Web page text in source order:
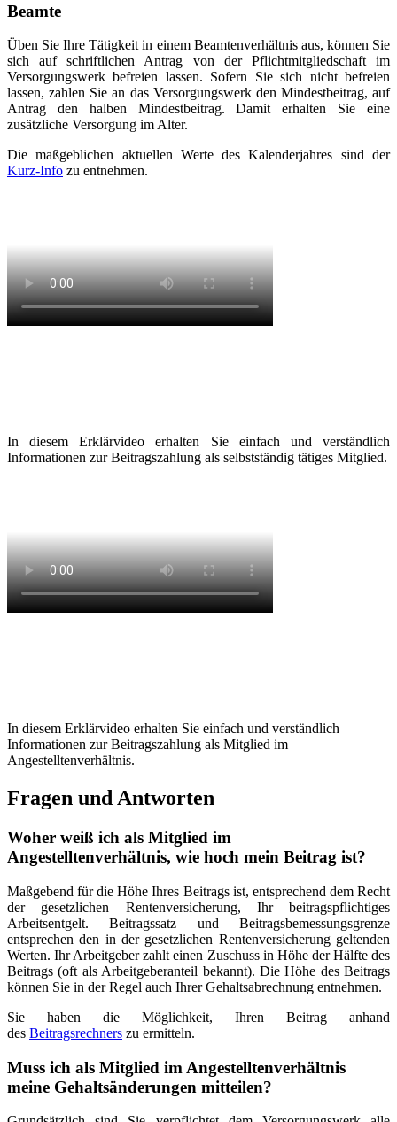
Beamte
Üben Sie Ihre Tätigkeit in einem Beamtenverhältnis aus, können Sie
sich auf schriftlichen Antrag von der Pflichtmitgliedschaft im
Versorgungswerk befreien lassen. Sofern Sie sich nicht befreien
lassen, zahlen Sie an das Versorgungswerk den Mindestbeitrag, auf
Antrag den halben Mindestbeitrag. Damit erhalten Sie eine
zusätzliche Versorgung im Alter.
Die maßgeblichen aktuellen Werte des Kalenderjahres sind der
Kurz-Info zu entnehmen.
In diesem Erklärvideo erhalten Sie einfach und verständlich
Informationen zur Beitragszahlung als selbstständig tätiges Mitglied.
In diesem Erklärvideo erhalten Sie einfach und verständlich
Informationen zur Beitragszahlung als Mitglied im
Angestelltenverhältnis.
Fragen und Antworten
Woher weiß ich als Mitglied im
Angestelltenverhältnis, wie hoch mein Beitrag ist?
Maßgebend für die Höhe Ihres Beitrags ist, entsprechend dem Recht
der gesetzlichen Rentenversicherung, Ihr beitragspflichtiges
Arbeitsentgelt. Beitragssatz und Beitrags­bemessungsgrenze
entsprechen den in der gesetzlichen Rentenversicherung geltenden
Werten. Ihr Arbeitgeber zahlt einen Zuschuss in Höhe der Hälfte des
Beitrags (oft als Arbeitgeberanteil bekannt). Die Höhe des Beitrags
können Sie in der Regel auch Ihrer Gehaltsabrechnung entnehmen.
Sie haben die Möglichkeit, Ihren Beitrag anhand
des Beitragsrechners zu ermitteln.
Muss ich als Mitglied im Angestelltenverhältnis
meine Gehaltsänderungen mitteilen?